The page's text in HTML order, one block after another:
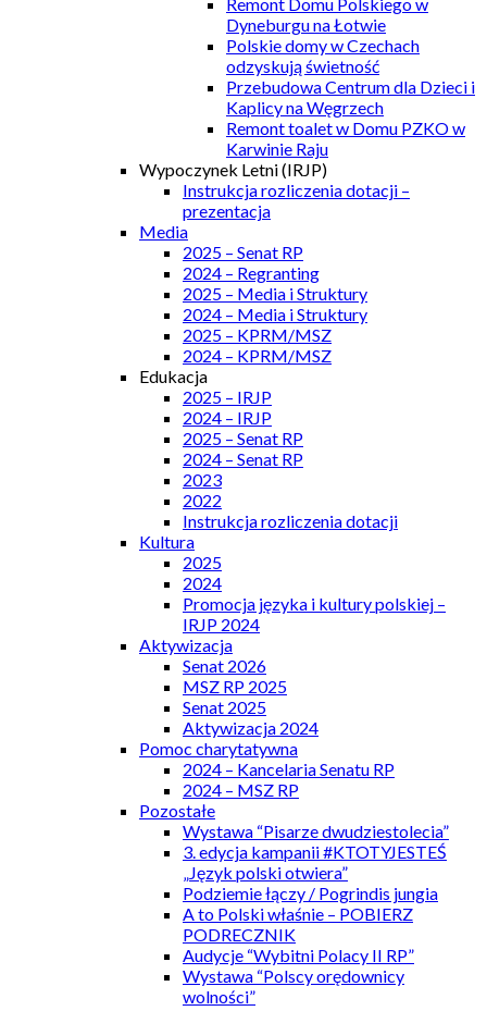
Dyneburgu na Łotwie
Polskie domy w Czechach
odzyskują świetność
Przebudowa Centrum dla Dzieci i
Kaplicy na Węgrzech
Remont toalet w Domu PZKO w
Karwinie Raju
Wypoczynek Letni (IRJP)
Instrukcja rozliczenia dotacji –
prezentacja
Media
2025 – Senat RP
2024 – Regranting
2025 – Media i Struktury
2024 – Media i Struktury
2025 – KPRM/MSZ
2024 – KPRM/MSZ
Edukacja
2025 – IRJP
2024 – IRJP
2025 – Senat RP
2024 – Senat RP
2023
2022
Instrukcja rozliczenia dotacji
Kultura
2025
2024
Promocja języka i kultury polskiej –
IRJP 2024
Aktywizacja
Senat 2026
MSZ RP 2025
Senat 2025
Aktywizacja 2024
Pomoc charytatywna
2024 – Kancelaria Senatu RP
2024 – MSZ RP
Pozostałe
Wystawa “Pisarze dwudziestolecia”
3. edycja kampanii #KTOTYJESTEŚ
„Język polski otwiera”
Podziemie łączy / Pogrindis jungia
A to Polski właśnie – POBIERZ
PODRECZNIK
Audycje “Wybitni Polacy II RP”
Wystawa “Polscy orędownicy
wolności”